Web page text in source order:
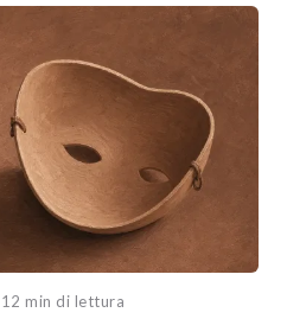
12 min di lettura